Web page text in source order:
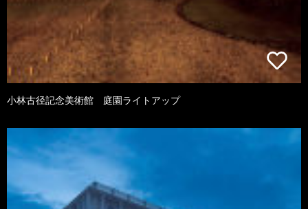
小林古径記念美術館 庭園ライトアップ